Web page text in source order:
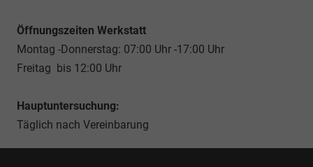
Öffnungszeiten Werkstatt
Montag -Donnerstag: 07:00 Uhr -17:00 Uhr
Freitag bis 12:00 Uhr
Hauptuntersuchung:
Täglich nach Vereinbarung